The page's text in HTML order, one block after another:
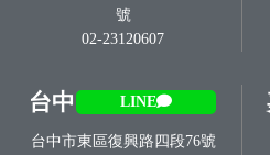
號
02-23120607
台中 LINE
台中市東區復興路四段76號